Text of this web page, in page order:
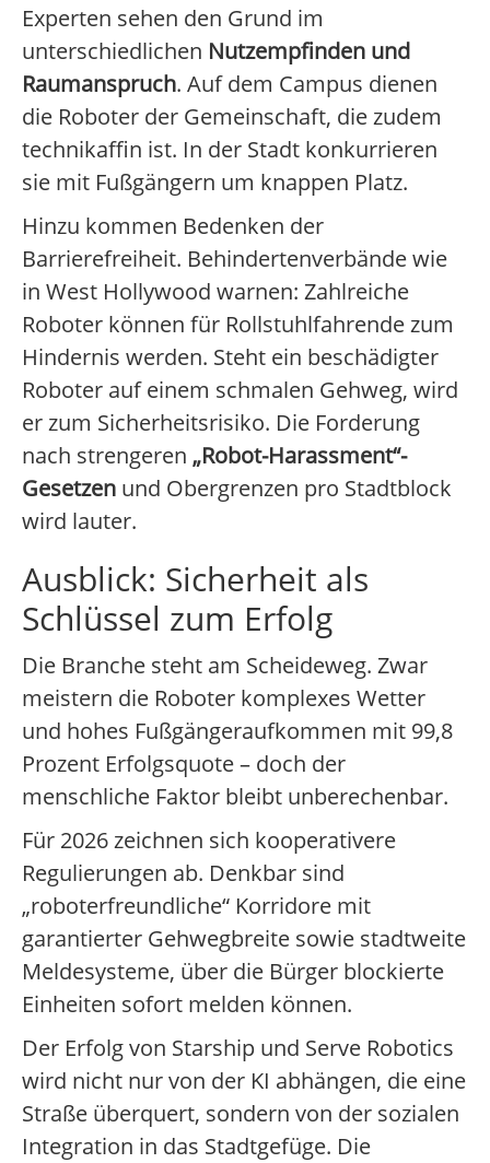
Experten sehen den Grund im
unterschiedlichen Nutzempfinden und
Raumanspruch. Auf dem Campus dienen
die Roboter der Gemeinschaft, die zudem
technikaffin ist. In der Stadt konkurrieren
sie mit Fußgängern um knappen Platz.
Hinzu kommen Bedenken der
Barrierefreiheit. Behindertenverbände wie
in West Hollywood warnen: Zahlreiche
Roboter können für Rollstuhlfahrende zum
Hindernis werden. Steht ein beschädigter
Roboter auf einem schmalen Gehweg, wird
er zum Sicherheitsrisiko. Die Forderung
nach strengeren „Robot-Harassment“-
Gesetzen und Obergrenzen pro Stadtblock
wird lauter.
Ausblick: Sicherheit als
Schlüssel zum Erfolg
Die Branche steht am Scheideweg. Zwar
meistern die Roboter komplexes Wetter
und hohes Fußgängeraufkommen mit 99,8
Prozent Erfolgsquote – doch der
menschliche Faktor bleibt unberechenbar.
Für 2026 zeichnen sich kooperativere
Regulierungen ab. Denkbar sind
„roboterfreundliche“ Korridore mit
garantierter Gehwegbreite sowie stadtweite
Meldesysteme, über die Bürger blockierte
Einheiten sofort melden können.
Der Erfolg von Starship und Serve Robotics
wird nicht nur von der KI abhängen, die eine
Straße überquert, sondern von der sozialen
Integration in das Stadtgefüge. Die